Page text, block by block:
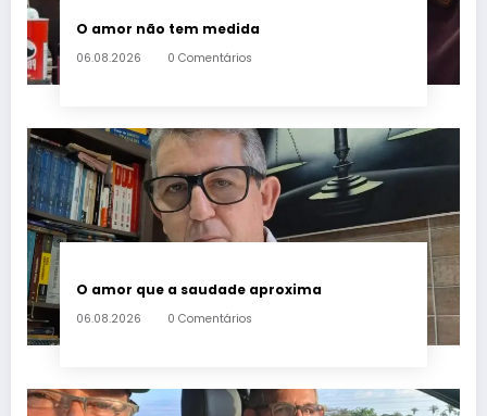
O amor não tem medida
06.08.2026 0 Comentários
O amor que a saudade aproxima
06.08.2026 0 Comentários